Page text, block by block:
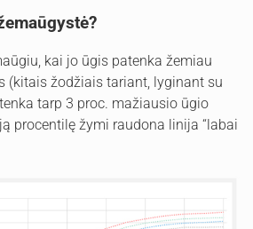
kai jo ūgis patenka žemiau
(kitais žodžiais tariant, lyginant su
tarp 3 proc. mažiausio ūgio
procentilę žymi raudona linija “labai